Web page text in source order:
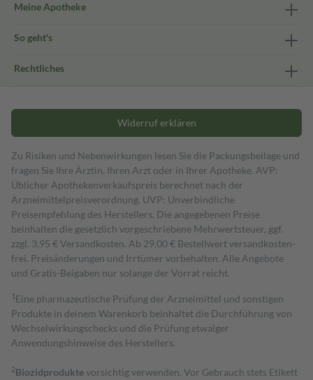
Meine Apotheke
So geht's
Rechtliches
Widerruf erklären
Zu Risiken und Nebenwirkungen lesen Sie die Packungsbeilage und
fragen Sie Ihre Ärztin, Ihren Arzt oder in Ihrer Apotheke. AVP:
Üblicher Apothekenverkaufspreis berechnet nach der
Arzneimittelpreisverordnung. UVP: Unverbindliche
Preisempfehlung des Herstellers. Die angegebenen Preise
beinhalten die gesetzlich vorgeschriebene Mehrwertsteuer, ggf.
zzgl. 3,95 € Versandkosten. Ab 29,00 € Bestell­wert versand­kosten­
frei. Preisänderungen und Irrtümer vorbehalten. Alle Angebote
und Gratis-Beigaben nur solange der Vorrat reicht.
1 Eine pharmazeutische Prüfung der Arzneimittel und sonstigen
Produkte in deinem Warenkorb beinhaltet die Durchführung von
Wechselwirkungschecks und die Prüfung etwaiger
Anwendungshinweise des Herstellers.
2Biozidproduktevorsichtig verwenden. Vor Gebrauch stets Etikett